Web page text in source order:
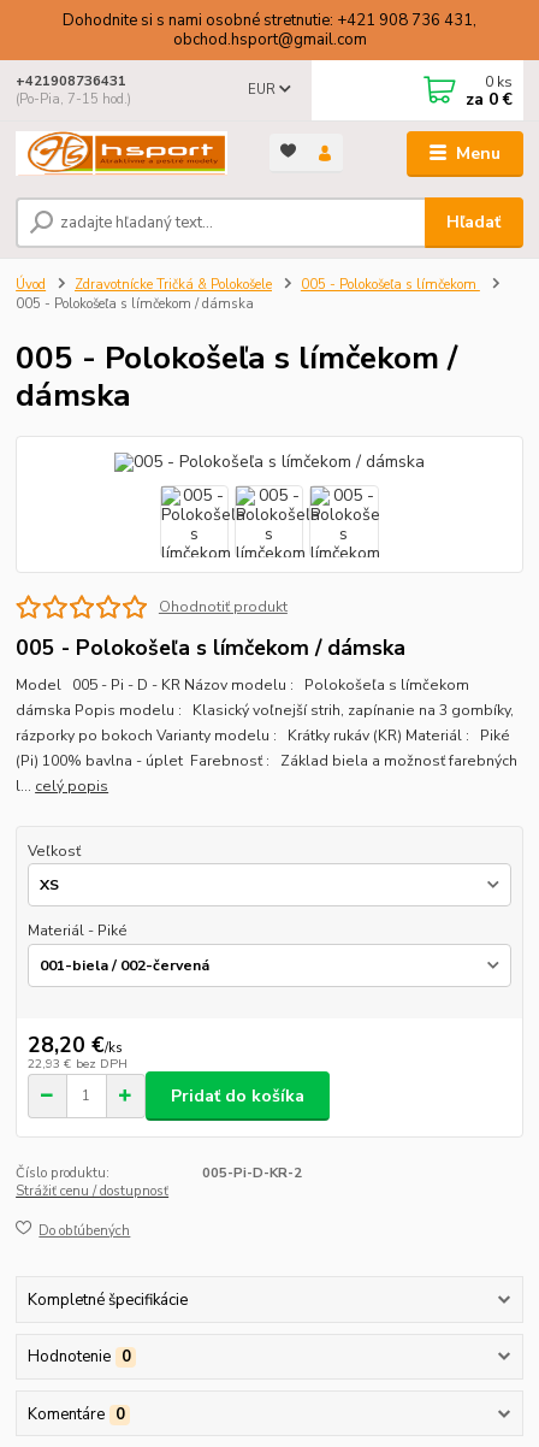
Dohodnite si s nami osobné stretnutie: +421 908 736 431,
obchod.hsport@gmail.com
Menu
EUR
Hľadať
+421908736431
(Po-Pia, 7-15 hod.)
0 ks
za 0 €
Úvod Zdravotnícke Tričká & Polokošele
005 - Polokošeľa s límčekom
005 - Polokošeľa s límčekom / dámska
005 - Polokošeľa s límčekom /
dámska
Ohodnotiť produkt
005 - Polokošeľa s límčekom / dámska
Model 005 - Pi - D - KR Názov modelu : Polokošeľa s límčekom
dámska Popis modelu : Klasický voľnejší strih, zapínanie na 3 gombíky,
rázporky po bokoch Varianty modelu : Krátky rukáv (KR) Materiál : Piké
(Pi) 100% bavlna - úplet Farebnosť : Základ biela a možnosť farebných
l... celý popis
Veľkosť
Materiál - Piké
28,20 €/ks
22,93 € bez DPH
Pridať do košíka
Číslo produktu:
005-Pi-D-KR-2
Strážiť cenu / dostupnosť
Do obľúbených
Kompletné špecifikácie
Hodnotenie 0
Komentáre 0